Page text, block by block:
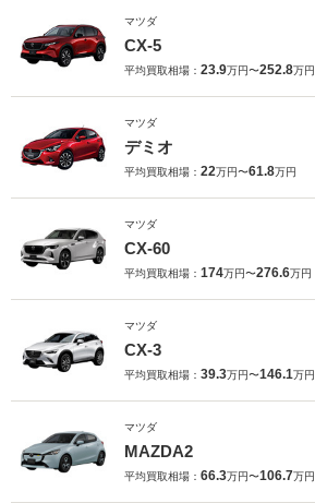
マツダ
CX-5
平均買取相場： 23.9万円〜252.8万円
マツダ
デミオ
平均買取相場： 22万円〜61.8万円
マツダ
CX-60
平均買取相場： 174万円〜276.6万円
マツダ
CX-3
平均買取相場： 39.3万円〜146.1万円
マツダ
MAZDA2
平均買取相場： 66.3万円〜106.7万円